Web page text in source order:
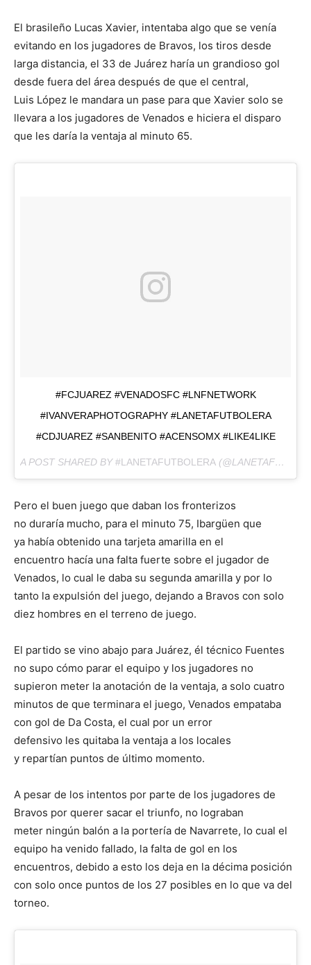
El brasileño Lucas Xavier, intentaba algo que se venía
evitando en los jugadores de Bravos, los tiros desde
larga distancia, el 33 de Juárez haría un grandioso gol
desde fuera del área después de que el central,
Luis López le mandara un pase para que Xavier solo se
llevara a los jugadores de Venados e hiciera el disparo
que les daría la ventaja al minuto 65.
#FCJUAREZ #VENADOSFC #LNFNETWORK
#IVANVERAPHOTOGRAPHY #LANETAFUTBOLERA
#CDJUAREZ #SANBENITO #ACENSOMX #LIKE4LIKE
A POST SHARED BY#LANETAFUTBOLERA (@LANETAFUTBOLERA) ON
Pero el buen juego que daban los fronterizos
no duraría mucho, para el minuto 75, Ibargüen que
ya había obtenido una tarjeta amarilla en el
encuentro hacía una falta fuerte sobre el jugador de
Venados, lo cual le daba su segunda amarilla y por lo
tanto la expulsión del juego, dejando a Bravos con solo
diez hombres en el terreno de juego.
El partido se vino abajo para Juárez, él técnico Fuentes
no supo cómo parar el equipo y los jugadores no
supieron meter la anotación de la ventaja, a solo cuatro
minutos de que terminara el juego, Venados empataba
con gol de Da Costa, el cual por un error
defensivo les quitaba la ventaja a los locales
y repartían puntos de último momento.
A pesar de los intentos por parte de los jugadores de
Bravos por querer sacar el triunfo, no lograban
meter ningún balón a la portería de Navarrete, lo cual el
equipo ha venido fallado, la falta de gol en los
encuentros, debido a esto los deja en la décima posición
con solo once puntos de los 27 posibles en lo que va del
torneo.